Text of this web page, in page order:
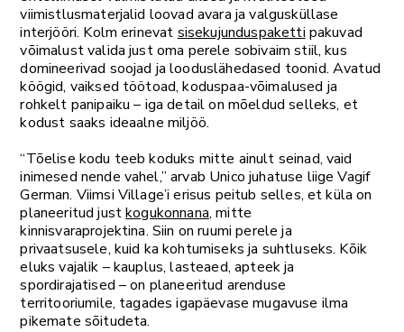
viimistlusmaterjalid loovad avara ja valgusküllase
interjööri. Kolm erinevat sisekujunduspaketti pakuvad
võimalust valida just oma perele sobivaim stiil, kus
domineerivad soojad ja looduslähedased toonid. Avatud
köögid, vaiksed töötoad, koduspaa-võimalused ja
rohkelt panipaiku – iga detail on mõeldud selleks, et
kodust saaks ideaalne miljöö.
“Tõelise kodu teeb koduks mitte ainult seinad, vaid
inimesed nende vahel,” arvab Unico juhatuse liige Vagif
German. Viimsi Village’i erisus peitub selles, et küla on
planeeritud justkogukonnana, mitte
kinnisvaraprojektina. Siin on ruumi perele ja
privaatsusele, kuid ka kohtumiseks ja suhtluseks. Kõik
eluks vajalik – kauplus, lasteaed, apteek ja
spordirajatised – on planeeritud arenduse
territooriumile, tagades igapäevase mugavuse ilma
pikemate sõitudeta.